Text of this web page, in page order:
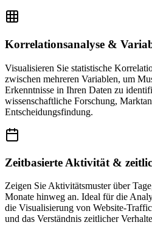
Korrelationsanalyse &
Visualisieren Sie statistische
zwischen mehreren Variablen, um
Erkenntnisse in Ihren Daten zu
wissenschaftliche Forschung,
Entscheidungsfindung.
Zeitbasierte Aktivität &
Zeigen Sie Aktivitätsmuster über
Monate hinweg an. Ideal für die
die Visualisierung von Website-
und das Verständnis zeitlicher